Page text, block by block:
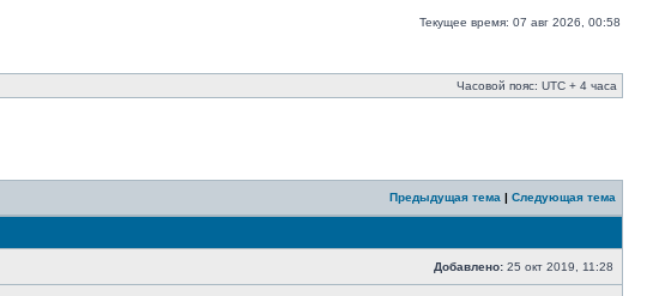
Текущее время: 07 авг 2026, 00:58
Часовой пояс: UTC + 4 часа
Предыдущая тема | Следующая тема
Добавлено: 25 окт 2019, 11:28